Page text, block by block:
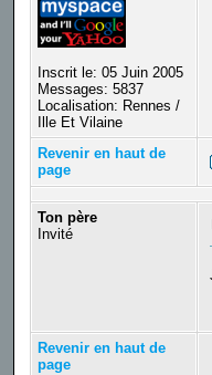
Inscrit le: 05 Juin 2005
Messages: 5837
Localisation: Rennes /
Ille Et Vilaine
Revenir en haut de
page
Ton père
Invité
Revenir en haut de
page